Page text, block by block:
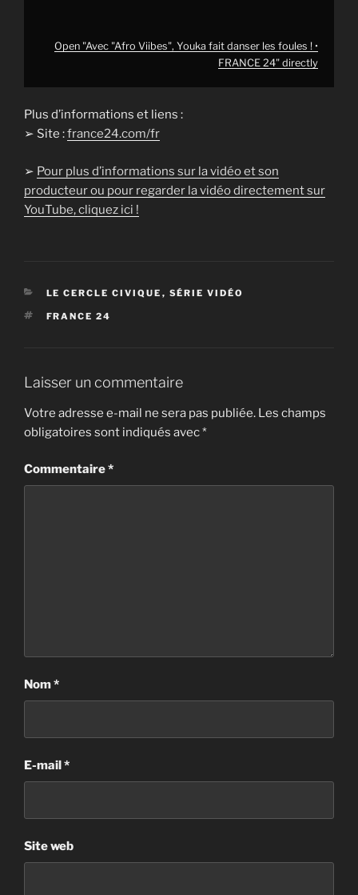
Open "Avec "Afro Viibes", Youka fait danser les foules ! •
FRANCE 24" directly
Plus d’informations et liens :
➢ Site :france24.com/fr
➢ Pour plus d’informations sur la vidéo et son
producteur ou pour regarder la vidéo directement sur
YouTube, cliquez ici !
CATÉGORIES
LE CERCLE CIVIQUE , SÉRIE VIDÉO
ÉTIQUETTES
FRANCE 24
Laisser un commentaire
Votre adresse e-mail ne sera pas publiée. Les champs
obligatoires sont indiqués avec*
Commentaire*
Nom*
E-mail*
Site web